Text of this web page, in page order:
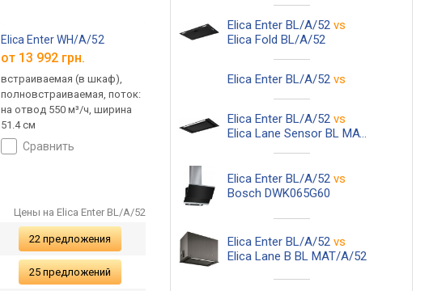
Elica Enter WH/A/52
от 13 992 грн.
встраиваемая (в шкаф),
полновстраиваемая, поток:
на отвод 550 м³/ч, ширина
51.4 см
сравнить
Elica Enter IX/A/52
встраиваемая (в шкаф),
51.4 см
Elica Enter WH/A/72
встраиваемая (в
71.4 см
Цены на Elica Enter BL/A/52
22 предложения
25 предложений
Elica Enter BL/A/52 vs
Elica Fold BL/A/52
Elica Enter BL/A/52 vs
Elica Enter BL/A/52 vs
Elica Lane Sensor BL MAT/A/52
Elica Enter BL/A/52 vs
Bosch DWK065G60
Elica Enter BL/A/52 vs
Elica Lane B BL MAT/A/52